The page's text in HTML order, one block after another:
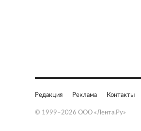
Редакция Реклама Контакты
© 1999–2026 ООО «Лента.Ру»